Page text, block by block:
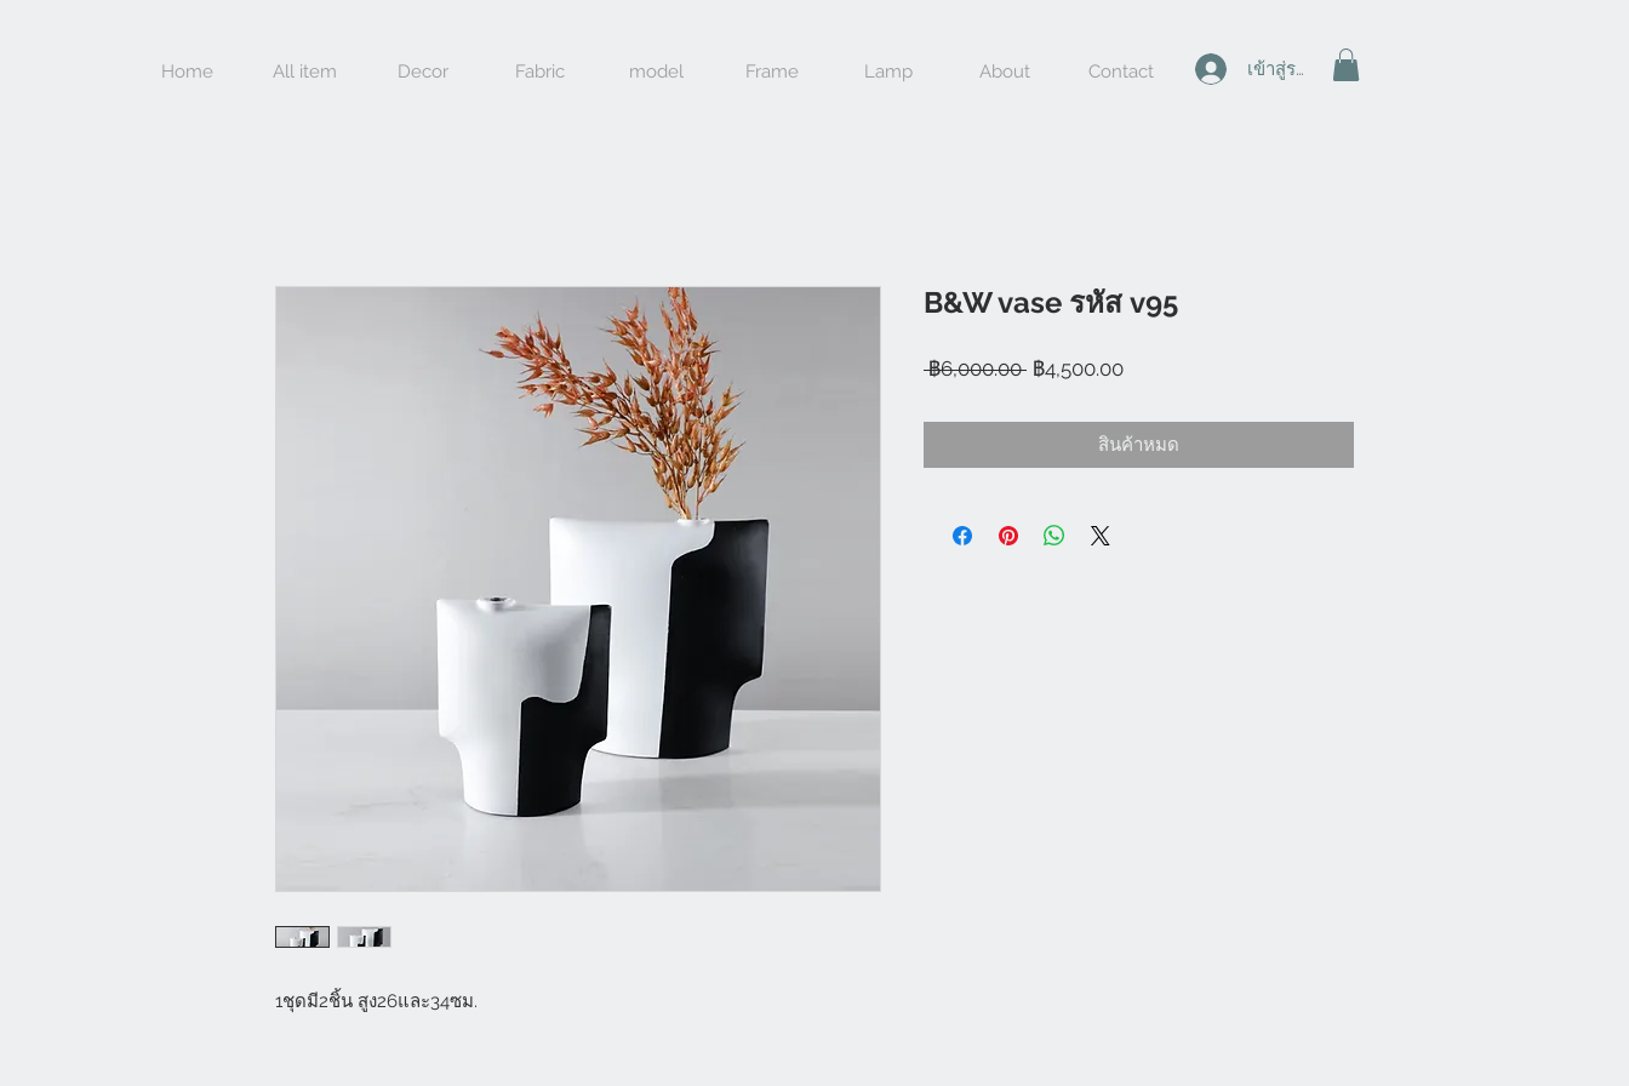
Home All item Decor Fabric model Frame Lamp About Contact เข้าสู่ระบบ
1ชุดมี2ชิ้น สูง26และ34ซม.
B&W vase รหัส v95
฿6,000.00 ราคา
฿4,500.00ราคา
ลด
สินค้าหมด